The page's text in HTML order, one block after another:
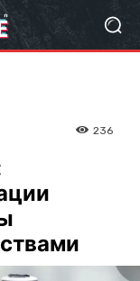
236